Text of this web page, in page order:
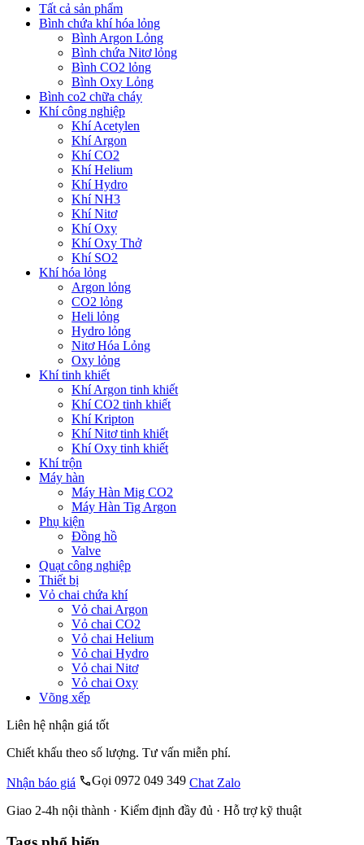
Tất cả sản phẩm
Bình chứa khí hóa lỏng
Bình Argon Lỏng
Bình chứa Nitơ lỏng
Bình CO2 lỏng
Bình Oxy Lỏng
Bình co2 chữa cháy
Khí công nghiệp
Khí Acetylen
Khí Argon
Khí CO2
Khí Helium
Khí Hydro
Khí NH3
Khí Nitơ
Khí Oxy
Khí Oxy Thở
Khí SO2
Khí hóa lỏng
Argon lỏng
CO2 lỏng
Heli lỏng
Hydro lỏng
Nitơ Hóa Lỏng
Oxy lỏng
Khí tinh khiết
Khí Argon tinh khiết
Khí CO2 tinh khiết
Khí Kripton
Khí Nitơ tinh khiết
Khí Oxy tinh khiết
Khí trộn
Máy hàn
Máy Hàn Mig CO2
Máy Hàn Tig Argon
Phụ kiện
Đồng hồ
Valve
Quạt công nghiệp
Thiết bị
Vỏ chai chứa khí
Vỏ chai Argon
Vỏ chai CO2
Vỏ chai Helium
Vỏ chai Hydro
Vỏ chai Nitơ
Vỏ chai Oxy
Võng xếp
Liên hệ nhận giá tốt
Chiết khấu theo số lượng. Tư vấn miễn phí.
Nhận báo giá Gọi 0972 049 349 Chat Zalo
Giao 2-4h nội thành · Kiểm định đầy đủ · Hỗ trợ kỹ thuật